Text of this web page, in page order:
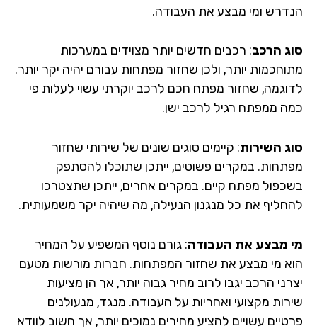
ומי מבצע את העבודה.
הרכב: רכבים חדשים יותר מצוידים במערכות
יותר, ולכן שחזור מפתחות עבורם יהיה יקר יותר.
שחזור מפתח חכם לרכב יוקרתי עשוי לעלות פי
ממפתח רגיל לרכב ישן.
השירות: קיימים סוגים שונים של שירותי שחזור
במקרים פשוטים, ייתכן שתוכלו להסתפק
מפתח קיים. במקרים אחרים, ייתכן שתצטרכו
את כל מנגנון הנעילה, מה שיהיה יקר משמעותית.
מבצע את העבודה: גורם נוסף המשפיע על המחיר
מי מבצע את שחזור המפתחות. חברות מורשות מטעם
הרכב יגבו לרוב מחיר גבוה יותר, אך הן מציעות
מקצועי ואחריות על העבודה. מנגד, מנעולנים
עשויים להציע מחירים נמוכים יותר, אך חשוב לוודא